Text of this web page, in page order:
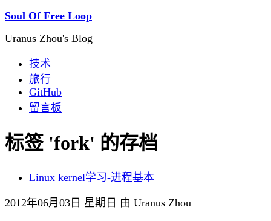
Soul Of Free Loop
Uranus Zhou's Blog
技术
旅行
GitHub
留言板
标签 'fork' 的存档
Linux kernel学习-进程基本
2012年06月03日 星期日 由 Uranus Zhou